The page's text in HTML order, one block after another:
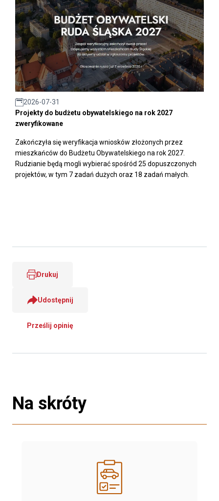
2026-07-31
Projekty do budżetu obywatelskiego na rok 2027
zweryfikowane
Zakończyła się weryfikacja wniosków złożonych przez
mieszkańców do Budżetu Obywatelskiego na rok 2027.
Rudzianie będą mogli wybierać spośród 25 dopuszczonych
projektów, w tym 7 zadań dużych oraz 18 zadań małych.
Drukuj
Udostępnij
Prześlij opinię
Na skróty